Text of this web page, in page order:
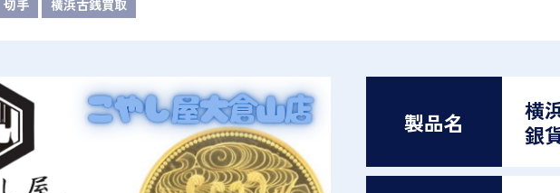
切手 横浜古銭買取
製品名
横
銀